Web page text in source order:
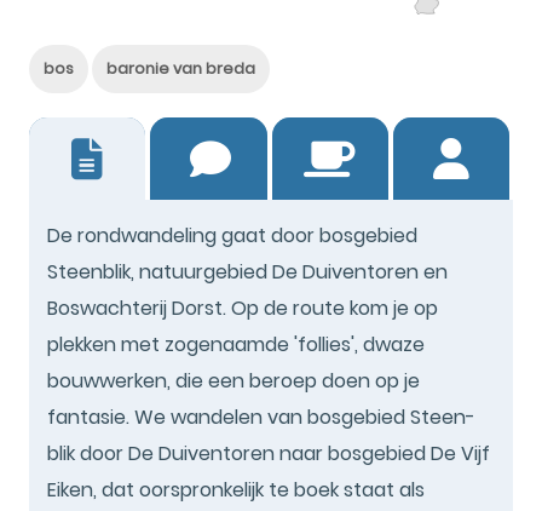
bos baronie van breda
De rondwandeling gaat door bosgebied
Steenblik, natuurgebied De Duiventoren en
Boswachterij Dorst. Op de route kom je op
plekken met zogenaamde 'follies', dwaze
bouwwerken, die een beroep doen op je
fantasie. We wandelen van bosgebied Steen-
blik door De Duiventoren naar bosgebied De Vijf
Eiken, dat oorspronkelijk te boek staat als